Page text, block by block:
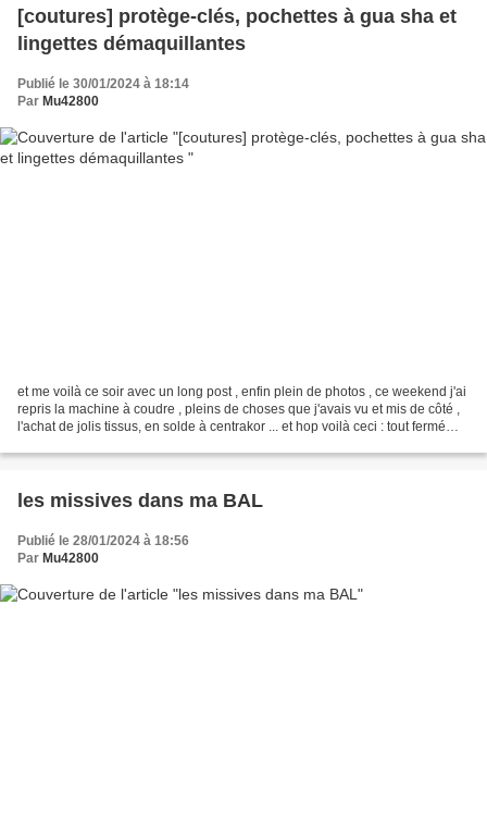
[coutures] protège-clés, pochettes à gua sha et
lingettes démaquillantes
Publié le 30/01/2024 à 18:14
Par Mu42800
et me voilà ce soir avec un long post , enfin plein de photos , ce weekend j'ai
repris la machine à coudre , pleins de choses que j'avais vu et mis de côté ,
l'achat de jolis tissus, en solde à centrakor ... et hop voilà ceci : tout fermé
les missives dans ma BAL
Publié le 28/01/2024 à 18:56
Par Mu42800